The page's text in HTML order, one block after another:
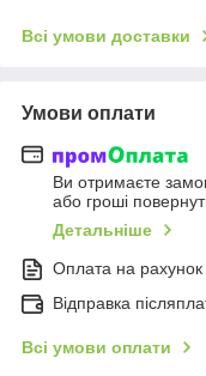
Всі умови доставки
Умови оплати
Ви отримаєте
або гроші
Детальніше
Оплата на рахунок
Відправка
Всі умови оплати